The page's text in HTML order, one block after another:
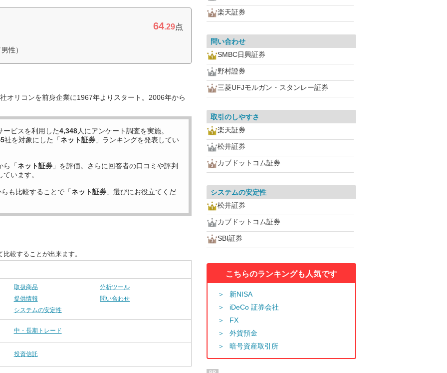
64.29点
性）
オリコンを前身企業に1967年よりスタート。2006年から
ービスを利用した4,348人にアンケート調査を実施。
社を対象にした「ネット証券 」ランキングを発表してい
ら「ネット証券 」を評価。さらに回答者の口コミや評判
います。
も比較することで「ネット証券 」選びにお役立てくだ
較することが出来ます。
取扱商品
分析ツール
提供情報
問い合わせ
システムの安定性
中・長期トレード
投資信託
楽天証券
問い合わせ
SMBC日興証券
野村證券
三菱UFJモルガン・スタンレー証券
取引のしやすさ
楽天証券
松井証券
カブドットコム証券
システムの安定性
松井証券
カブドットコム証券
SBI証券
こちらのランキングも人気です
新NISA
iDeCo 証券会社
FX
外貨預金
暗号資産取引所